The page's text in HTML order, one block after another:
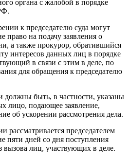
органа с жалобой в порядке
к председателю суда могут
право на подачу заявления о
а также прокурор, обратившийся
интересов данных лиц в порядке
в связи с этим в деле, по
для обращения к председателю
должны быть, в частности, указаны
лицо, подающее заявление,
об ускорении рассмотрения дела.
рассматривается председателем
пяти дней со дня поступления
вызова лиц, участвующих в деле.